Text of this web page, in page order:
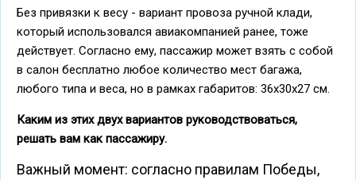
Без привязки к весу - вариант провоза ручной клади,
который использовался авиакомпанией ранее, тоже
действует. Согласно ему, пассажир может взять с собой
в салон бесплатно любое количество мест багажа,
любого типа и веса, но в рамках габаритов: 36х30х27 см.
Каким из этих двух вариантов руководствоваться,
решать вам как пассажиру.
Важный момент: согласно правилам Победы,